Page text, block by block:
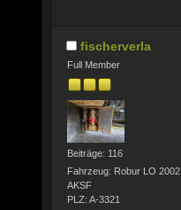
fischerverla
Full Member
Beiträge: 116
Fahrzeug: Robur LO 2002
AKSF
PLZ: A-3321